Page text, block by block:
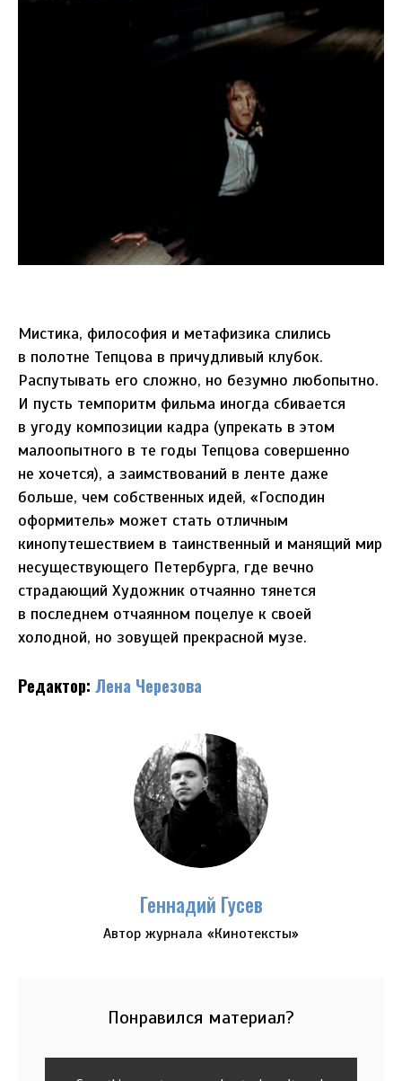
Мистика, философия и метафизика слились
в полотне Тепцова в причудливый клубок.
Распутывать его сложно, но безумно любопытно.
И пусть темпоритм фильма иногда сбивается
в угоду композиции кадра (упрекать в этом
малоопытного в те годы Тепцова совершенно
не хочется), а заимствований в ленте даже
больше, чем собственных идей, «Господин
оформитель» может стать отличным
кинопутешествием в таинственный и манящий мир
несуществующего Петербурга, где вечно
страдающий Художник отчаянно тянется
в последнем отчаянном поцелуе к своей
холодной, но зовущей прекрасной музе.
Редактор: Лена Черезова
Геннадий Гусев
Автор журнала «Кинотексты»
Понравился материал?